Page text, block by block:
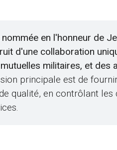
en l'honneur de
d'une collaboration
militaires, et des
principale est de
qualité, en contrôlant les